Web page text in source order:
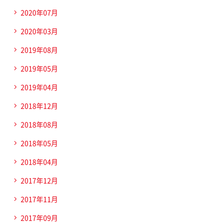
2020年07月
2020年03月
2019年08月
2019年05月
2019年04月
2018年12月
2018年08月
2018年05月
2018年04月
2017年12月
2017年11月
2017年09月